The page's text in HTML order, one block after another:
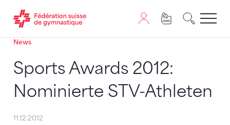
Passer au contenu
Naviguer vers le plan du siten
JavaScript est nécessaire pour naviguer sur ce site.
News
Sports Awards 2012:
Nominierte STV-Athleten
11.12.2012